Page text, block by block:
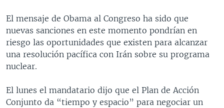
El mensaje de Obama al Congreso ha sido que
nuevas sanciones en este momento pondrían en
riesgo las oportunidades que existen para alcanzar
una resolución pacífica con Irán sobre su programa
nuclear.
El lunes el mandatario dijo que el Plan de Acción
Conjunto da “tiempo y espacio” para negociar un